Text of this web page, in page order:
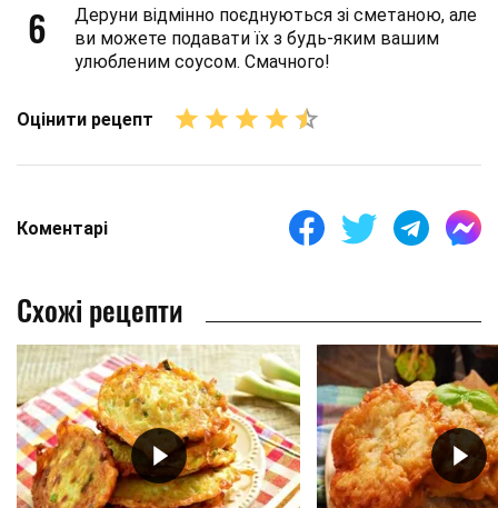
6
Деруни відмінно поєднуються зі сметаною, але
ви можете подавати їх з будь-яким вашим
улюбленим соусом. Смачного!
Оцінити рецепт
Коментарі
Схожі рецепти